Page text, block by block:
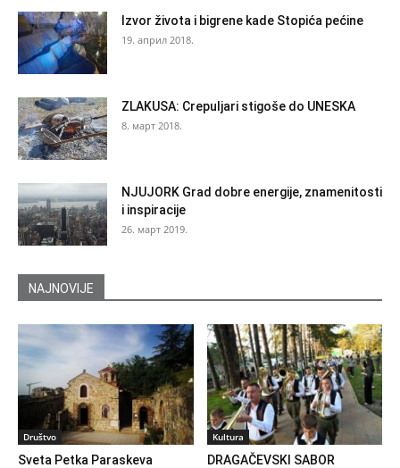
Izvor života i bigrene kade Stopića pećine
19. април 2018.
ZLAKUSA: Crepuljari stigoše do UNESKA
8. март 2018.
NJUJORK Grad dobre energije, znamenitosti
i inspiracije
26. март 2019.
NAJNOVIJE
Društvo
Sveta Petka Paraskeva
Kultura
DRAGAČEVSKI SABOR